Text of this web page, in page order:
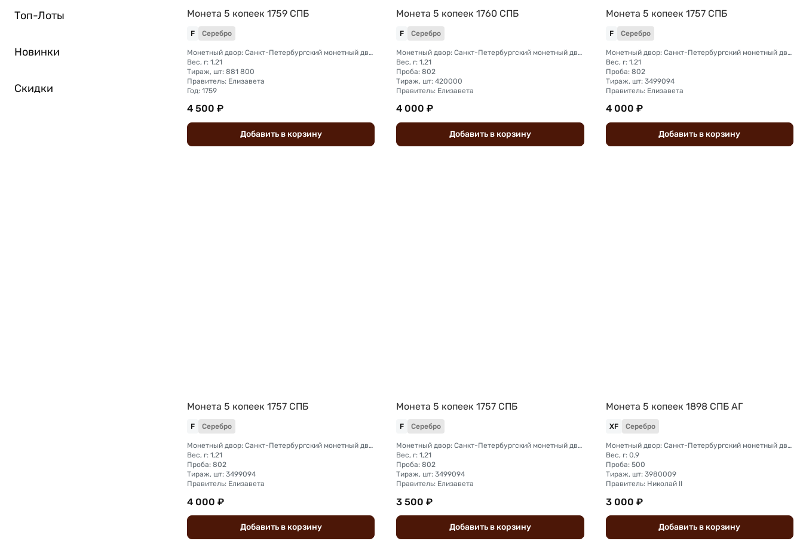
Топ-Лоты
Новинки
Скидки
Монета 5 копеек 1759 СПБ
F Серебро
Монетный двор: Санкт-Петербургский монетный двор
Вес, г: 1,21
Тираж, шт: 881 800
Правитель: Елизавета
Год: 1759
4 500 ₽
Добавить вкорзину
Монета 5 копеек 1760 СПБ
F Серебро
Монетный двор: Санкт-Петербургский монетный двор
Вес, г: 1,21
Проба: 802
Тираж, шт: 420000
Правитель: Елизавета
4 000 ₽
Добавить вкорзину
Монета 5 копеек 1757 СПБ
F Серебро
Монетный двор: Санкт-Петербургский монетный двор
Вес, г: 1,21
Проба: 802
Тираж, шт: 3499094
Правитель: Елизавета
4 000 ₽
Добавить в корзину
Монета 5 копеек 1757 СПБ
F Серебро
Монетный двор: Санкт-Петербургский монетный двор
Вес, г: 1,21
Проба: 802
Тираж, шт: 3499094
Правитель: Елизавета
4 000 ₽
Добавить вкорзину
Монета 5 копеек 1757 СПБ
F Серебро
Монетный двор: Санкт-Петербургский монетный двор
Вес, г: 1,21
Проба: 802
Тираж, шт: 3499094
Правитель: Елизавета
3 500 ₽
Добавить вкорзину
Монета 5 копеек 1898 СПБ АГ
XF Серебро
Монетный двор: Санкт-Петербургский монетный двор
Вес, г: 0,9
Проба: 500
Тираж, шт: 3980009
Правитель: Николай II
3 000 ₽
Добавить в корзину